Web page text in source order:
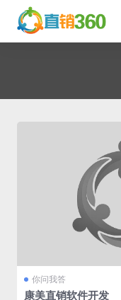
你问我答
康美直销软件开发